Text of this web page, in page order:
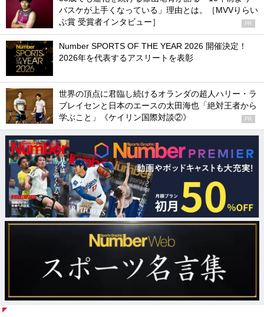
バスケが上手くなっている」理由とは。［MVVりらい
ぶ賞 受賞者インタビュー］
PR
Number SPORTS OF THE YEAR 2026 開催決定！
2026年を代表するアスリートを表彰
世界の頂点に君臨し続けるオランダの超人ハリー・ラ
ブレイセンと日本のエースの太田海也「絶対王者から
学ぶこと」《ケイリン国際対談②》
PR